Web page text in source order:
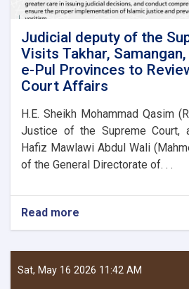
Judicial deputy of the
Visits Takhar,
e-Pul Provinces to
Court Affairs
H.E. Sheikh Mohammad Qasim
Justice of the Supreme Court,
Hafiz Mawlawi Abdul Wali
of the General Directorate of. . .
Read more
of
the
Sat, May 16 2026 11:42 AM